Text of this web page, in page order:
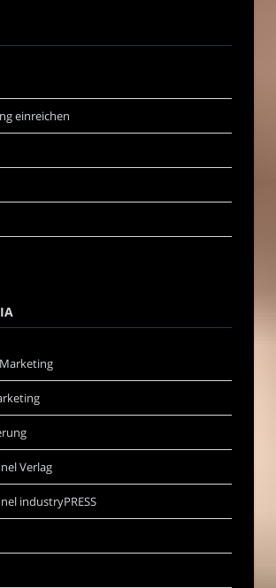
einreichen
Verlag
industryPRESS